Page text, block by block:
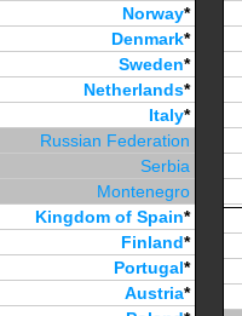
*
Norway
*
Denmark
*
Sweden
*
Netherlands
*
Italy
Russian Federation
Serbia
Montenegro
*
Kingdom of Spain
*
Finland
*
Portugal
*
Austria